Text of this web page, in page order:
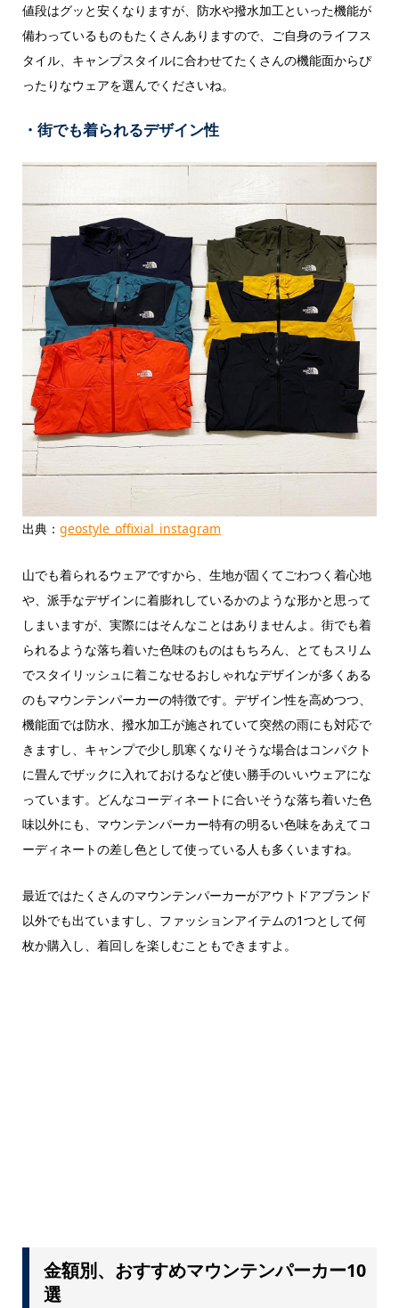
値段はグッと安くなりますが、防水や撥水加工といった機能が
備わっているものもたくさんありますので、ご自身のライフス
タイル、キャンプスタイルに合わせてたくさんの機能面からぴ
ったりなウェアを選んでくださいね。
・街でも着られるデザイン性
出典： geostyle_offixial_instagram
山でも着られるウェアですから、生地が固くてごわつく着心地
や、派手なデザインに着膨れしているかのような形かと思って
しまいますが、実際にはそんなことはありませんよ。街でも着
られるような落ち着いた色味のものはもちろん、とてもスリム
でスタイリッシュに着こなせるおしゃれなデザインが多くある
のもマウンテンパーカーの特徴です。デザイン性を高めつつ、
機能面では防水、撥水加工が施されていて突然の雨にも対応で
きますし、キャンプで少し肌寒くなりそうな場合はコンパクト
に畳んでザックに入れておけるなど使い勝手のいいウェアにな
っています。どんなコーディネートに合いそうな落ち着いた色
味以外にも、マウンテンパーカー特有の明るい色味をあえてコ
ーディネートの差し色として使っている人も多くいますね。
最近ではたくさんのマウンテンパーカーがアウトドアブランド
以外でも出ていますし、ファッションアイテムの1つとして何
枚か購入し、着回しを楽しむこともできますよ。
金額別、おすすめマウンテンパーカー10
選